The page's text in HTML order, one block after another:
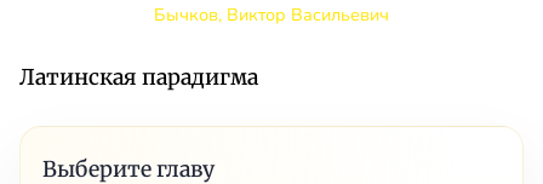
Бычков, Виктор Васильевич
Латинская парадигма
Выберите главу